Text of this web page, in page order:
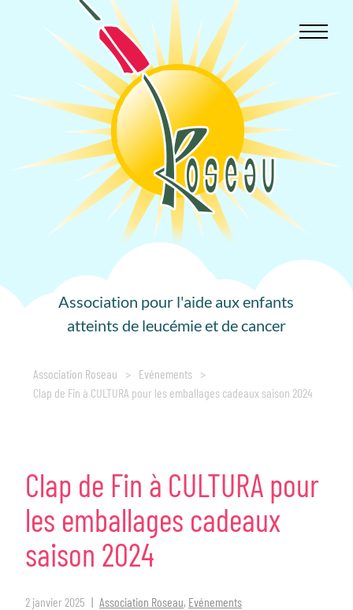
Association pour l'aide aux enfants
atteints de leucémie et de cancer
Association Roseau > Evénements >
Clap de Fin à CULTURA pour les emballages cadeaux saison 2024
Clap de Fin à CULTURA pour
les emballages cadeaux
saison 2024
2 janvier 2025 Association Roseau, Evénements